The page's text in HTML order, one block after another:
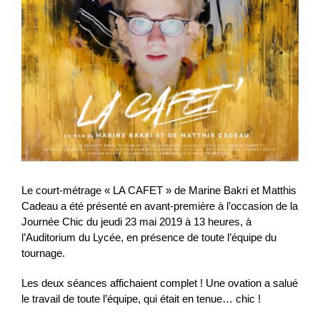
Le court-métrage « LA CAFET » de Marine Bakri et Matthis
Cadeau a été présenté en avant-première à l’occasion de la
Journée Chic du jeudi 23 mai 2019 à 13 heures, à
l’Auditorium du Lycée, en présence de toute l’équipe du
tournage.
Les deux séances affichaient complet ! Une ovation a salué
le travail de toute l’équipe, qui était en tenue… chic !